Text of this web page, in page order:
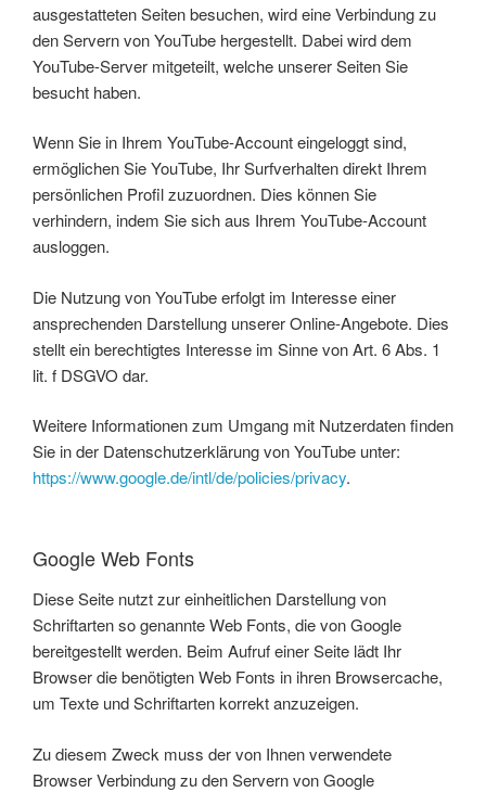
ausgestatteten Seiten besuchen, wird eine Verbindung zu
den Servern von YouTube hergestellt. Dabei wird dem
YouTube-Server mitgeteilt, welche unserer Seiten Sie
besucht haben.
Wenn Sie in Ihrem YouTube-Account eingeloggt sind,
ermöglichen Sie YouTube, Ihr Surfverhalten direkt Ihrem
persönlichen Profil zuzuordnen. Dies können Sie
verhindern, indem Sie sich aus Ihrem YouTube-Account
ausloggen.
Die Nutzung von YouTube erfolgt im Interesse einer
ansprechenden Darstellung unserer Online-Angebote. Dies
stellt ein berechtigtes Interesse im Sinne von Art. 6 Abs. 1
lit. f DSGVO dar.
Weitere Informationen zum Umgang mit Nutzerdaten finden
Sie in der Datenschutzerklärung von YouTube unter:
https://www.google.de/intl/de/policies/privacy.
Google Web Fonts
Diese Seite nutzt zur einheitlichen Darstellung von
Schriftarten so genannte Web Fonts, die von Google
bereitgestellt werden. Beim Aufruf einer Seite lädt Ihr
Browser die benötigten Web Fonts in ihren Browsercache,
um Texte und Schriftarten korrekt anzuzeigen.
Zu diesem Zweck muss der von Ihnen verwendete
Browser Verbindung zu den Servern von Google